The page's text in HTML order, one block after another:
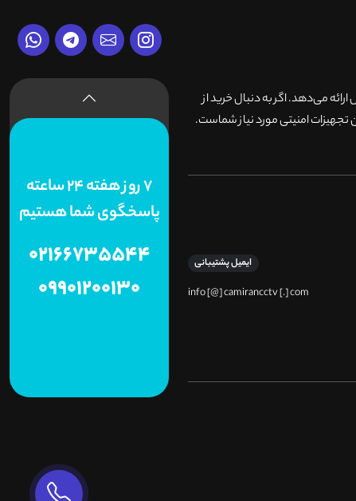
ارائه می‌دهد. اگر به دنبال خرید از
تجهیزات امنیتی مورد نیاز شماست.
ایمیل پشتیبانی
info [@] camirancctv [.] com
7 روز هفته 24 ساعته
پاسخگوی شما هستیم
02166735544
09901200130